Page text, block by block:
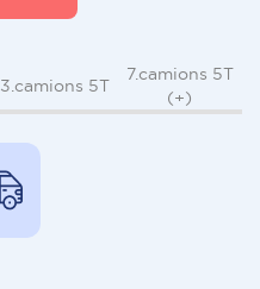
3.camions 5T
7.camions 5T
(+)